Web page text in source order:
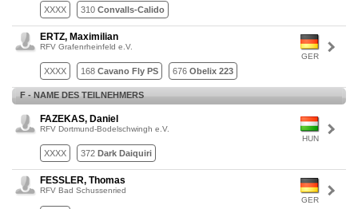
XXXX 310 Convalls-Calido
GER
ERTZ, Maximilian
RFV Grafenrheinfeld e.V.
XXXX 168 Cavano Fly PS 676 Obelix 223
F - NAME DES TEILNEHMERS
HUN
FAZEKAS, Daniel
RFV Dortmund-Bodelschwingh e.V.
XXXX 372 Dark Daiquiri
GER
FESSLER, Thomas
RFV Bad Schussenried